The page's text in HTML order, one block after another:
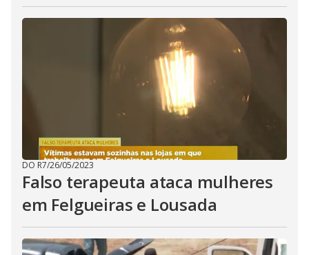
DO R7/26/05/2023
Falso terapeuta ataca mulheres
em Felgueiras e Lousada